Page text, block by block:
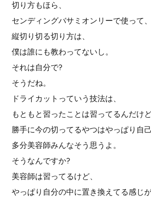
切り方もほら、
センディングバサミオンリーで使って、
縦切り切る切り方は、
僕は誰にも教わってないし。
それは自分で?
そうだね。
ドライカットっていう技法は、
もともと習ったことは習ってるんだけど
勝手に今の切ってるやつはやっぱり自己
多分美容師みんなそう思うよ。
そうなんですか?
美容師は習ってるけど、
やっぱり自分の中に置き換えてる感じが